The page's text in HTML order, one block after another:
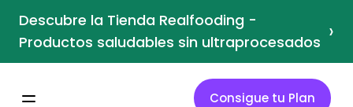
Descubre la Tienda Realfooding -
Productos saludables sin ultraprocesados ›
Consigue tu Plan